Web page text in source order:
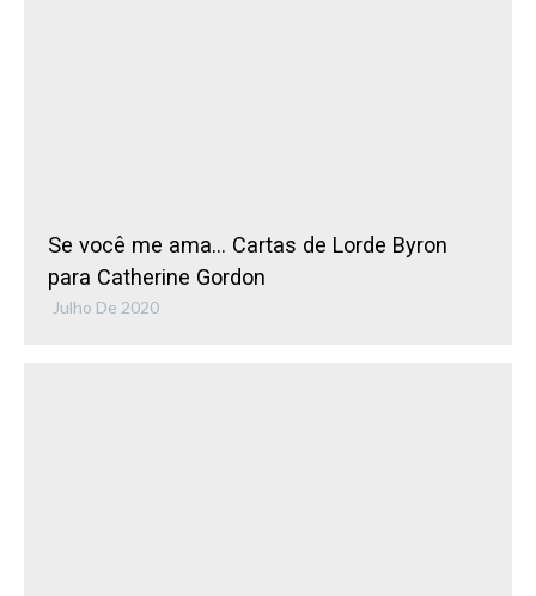
Se você me ama… Cartas de Lorde Byron
para Catherine Gordon
Julho De 2020